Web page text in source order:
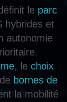
le parc
hybrides et
autonomie
, le choix
bornes de
la mobilité